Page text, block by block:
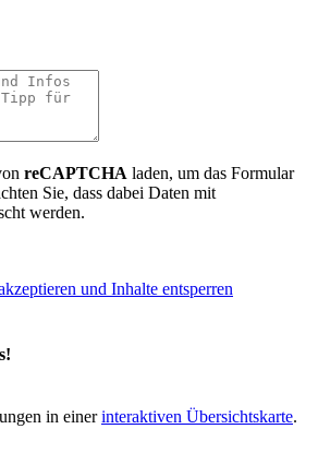
reCAPTCHA laden, um das Formular
Sie, dass dabei Daten mit
werden.
und Inhalte entsperren
in einerinteraktiven Übersichtskarte.